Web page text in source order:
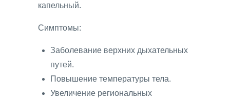
капельный.
Симптомы:
Заболевание верхних дыхательных
путей.
Повышение температуры тела.
Увеличение региональных